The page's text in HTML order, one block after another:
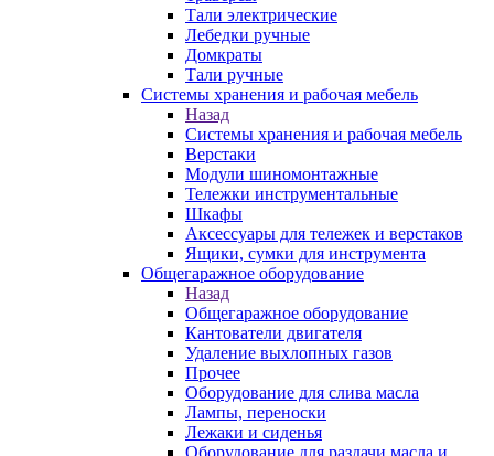
Тали электрические
Лебедки ручные
Домкраты
Тали ручные
Системы хранения и рабочая мебель
Назад
Системы хранения и рабочая мебель
Верстаки
Модули шиномонтажные
Тележки инструментальные
Шкафы
Аксессуары для тележек и верстаков
Ящики, сумки для инструмента
Общегаражное оборудование
Назад
Общегаражное оборудование
Кантователи двигателя
Удаление выхлопных газов
Прочее
Оборудование для слива масла
Лампы, переноски
Лежаки и сиденья
Оборудование для раздачи масла и